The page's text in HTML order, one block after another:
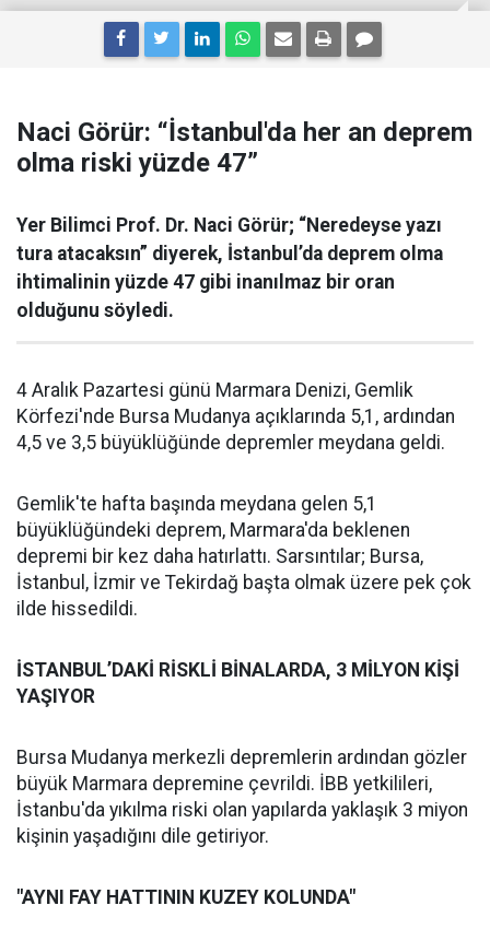
Naci Görür: “İstanbul'da her an deprem
olma riski yüzde 47”
Yer Bilimci Prof. Dr. Naci Görür; “Neredeyse yazı
tura atacaksın” diyerek, İstanbul’da deprem olma
ihtimalinin yüzde 47 gibi inanılmaz bir oran
olduğunu söyledi.
4 Aralık Pazartesi günü Marmara Denizi, Gemlik
Körfezi'nde Bursa Mudanya açıklarında 5,1, ardından
4,5 ve 3,5 büyüklüğünde depremler meydana geldi.
Gemlik'te hafta başında meydana gelen 5,1
büyüklüğündeki deprem, Marmara'da beklenen
depremi bir kez daha hatırlattı. Sarsıntılar; Bursa,
İstanbul, İzmir ve Tekirdağ başta olmak üzere pek çok
ilde hissedildi.
İSTANBUL’DAKİ RİSKLİ BİNALARDA, 3 MİLYON KİŞİ
YAŞIYOR
Bursa Mudanya merkezli depremlerin ardından gözler
büyük Marmara depremine çevrildi. İBB yetkilileri,
İstanbu'da yıkılma riski olan yapılarda yaklaşık 3 miyon
kişinin yaşadığını dile getiriyor.
"AYNI FAY HATTININ KUZEY KOLUNDA"